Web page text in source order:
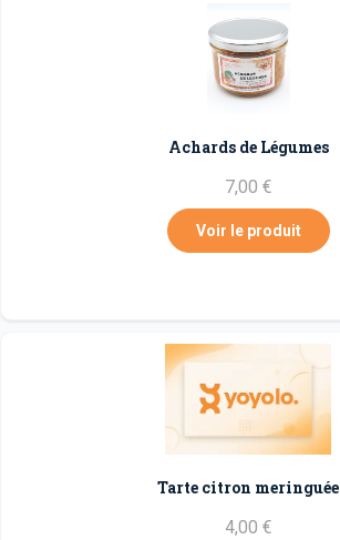
Achards de Légumes
7,00 €
Voir le produit
Tarte citron meringuée
4,00 €